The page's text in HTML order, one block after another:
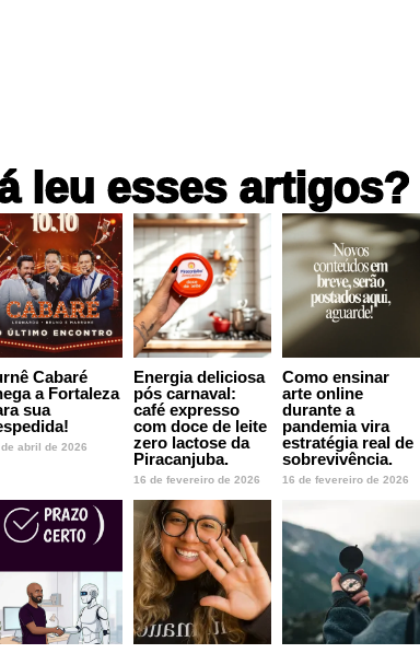
leu esses artigos?
Cabaré
a Fortaleza
sua
de abril de 2026
Energia deliciosa
pós carnaval:
café expresso
com doce de leite
zero lactose da
Piracanjuba.
16 de fevereiro de 2026
Como ensinar
arte online
durante a
pandemia vira
estratégia real de
sobrevivência.
16 de fevereiro de 2026